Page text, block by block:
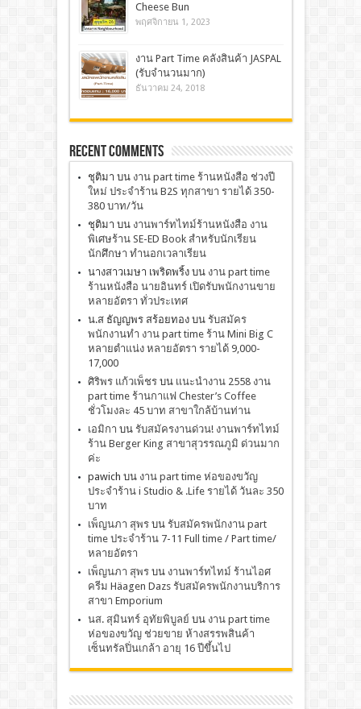
Cheese Bun
พฤศจิกายน 1, 2023
งาน Part Time คลังสินค้า JASPAL
(รับจำนวนมาก)
ธันวาคม 24, 2018
Recent Comments
ชุติมา บน งาน part time ร้านหนังสือ ช่วงปี
ใหม่ ประจำร้าน B2S ทุกสาขา รายได้ 350-
380 บาท/วัน
ชุติมา บน งานพาร์ทไทม์ร้านหนังสือ งาน
พิเศษร้าน SE-ED Book สำหรับนักเรียน
นักศึกษา ทำนอกเวลาเรียน
นางสาวเมษา เพริดพริ้งบน งาน part time
ร้านหนังสือ นายอินทร์ เปิดรับพนักงานขาย
หลายอัตรา ทั่วประเทศ
น.ส ธัญญพร สร้อยทองบน รับสมัคร
พนักงานทำ งาน part time ร้าน Mini Big C
หลายตำแน่ง หลายอัตรา รายได้ 9,000-
17,000
ศิริพร แก้วเพ็ชรบน เเนะนำงาน 2558 งาน
part time ร้านกาแฟ Chester’s Coffee
ชั่วโมงละ 45 บาท สาขาใกล้บ้านท่าน
เอมิกา บน รับสมัครงานด่วน! งานพาร์ทไทม์
ร้าน Berger King สาขาสุวรรณภูมิ ด่วนมาก
ค่ะ
pawich บน งาน part time ห่อของขวัญ
ประจำร้าน i Studio & .Life รายได้ วันละ 350
บาท
เพ็ญนภา สุพรบน รับสมัครพนักงาน part
time ประจำร้าน 7-11 Full time / Part time/
หลายอัตรา
เพ็ญนภา สุพรบน งานพาร์ทไทม์ ร้านไอศ
ครีม Häagen Dazs รับสมัครพนักงานบริการ
สาขา Emporium
นส. สุมินทร์ อุทัยพิบูลย์ บน งาน part time
ห่อของขวัญ ช่วยขาย ห้างสรรพสินค้า
เซ็นทรัลปิ่นเกล้า อายุ 16 ปีขึ้นไป